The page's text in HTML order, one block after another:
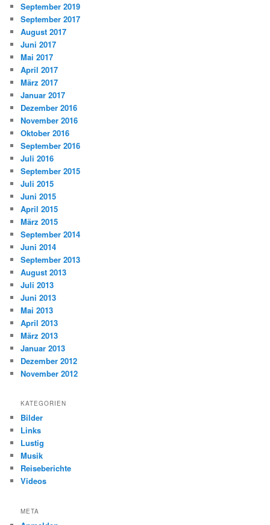
September 2019
September 2017
August 2017
Juni 2017
Mai 2017
April 2017
März 2017
Januar 2017
Dezember 2016
November 2016
Oktober 2016
September 2016
Juli 2016
September 2015
Juli 2015
Juni 2015
April 2015
März 2015
September 2014
Juni 2014
September 2013
August 2013
Juli 2013
Juni 2013
Mai 2013
April 2013
März 2013
Januar 2013
Dezember 2012
November 2012
KATEGORIEN
Bilder
Links
Lustig
Musik
Reiseberichte
Videos
META